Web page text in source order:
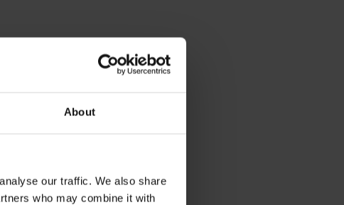
About
our traffic. We also share
who may combine it with